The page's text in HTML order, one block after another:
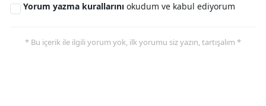
Yorum yazma kurallarını okudum ve kabul ediyorum
* Bu içerik ile ilgili yorum yok, ilk yorumu siz yazın, tartışalım *